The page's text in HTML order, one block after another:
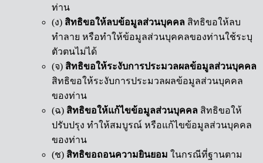
ท่าน
(ง) สิทธิขอให้ลบข้อมูลส่วนบุคคล สิทธิขอให้ลบ
ทำลาย หรือทำให้ข้อมูลส่วนบุคคลของท่านใช้ระบุ
ตัวตนไม่ได้
(จ) สิทธิขอให้ระงับการประมวลผลข้อมูลส่วนบุคคล
สิทธิขอให้ระงับการประมวลผลข้อมูลส่วนบุคคล
ของท่าน
(ฉ) สิทธิขอให้แก้ไขข้อมูลส่วนบุคคล สิทธิขอให้
ปรับปรุง ทำให้สมบูรณ์ หรือแก้ไขข้อมูลส่วนบุคคล
ของท่าน
(ช) สิทธิขอถอนความยินยอม ในกรณีที่ฐานตาม